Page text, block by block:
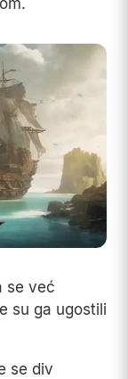
se već
su ga ugostili
se div